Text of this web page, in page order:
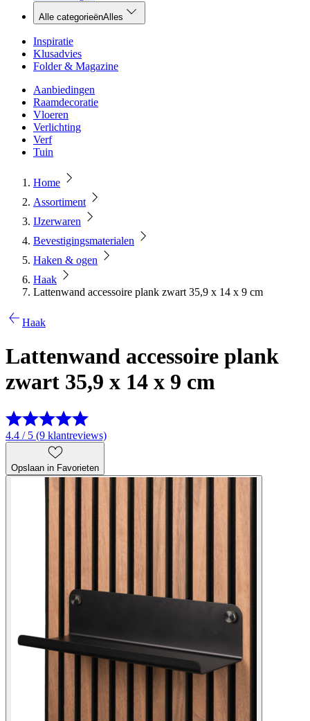
Alle categorieënAlles
Inspiratie
Klusadvies
Folder & Magazine
Aanbiedingen
Raamdecoratie
Vloeren
Verlichting
Verf
Tuin
Home
Assortiment
IJzerwaren
Bevestigingsmaterialen
Haken & ogen
Haak
Lattenwand accessoire plank zwart 35,9 x 14 x 9 cm
Haak
Lattenwand accessoire plank
zwart 35,9 x 14 x 9 cm
4.4 / 5 (9 klantreviews)
Opslaan in Favorieten